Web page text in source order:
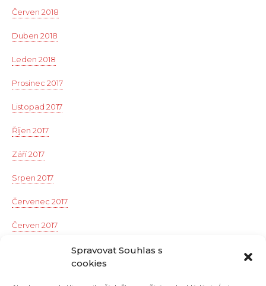
Spravovat Souhlas s
cookies
Červen 2018
Duben 2018
Leden 2018
Prosinec 2017
Listopad 2017
Říjen 2017
Září 2017
Srpen 2017
Červenec 2017
Červen 2017